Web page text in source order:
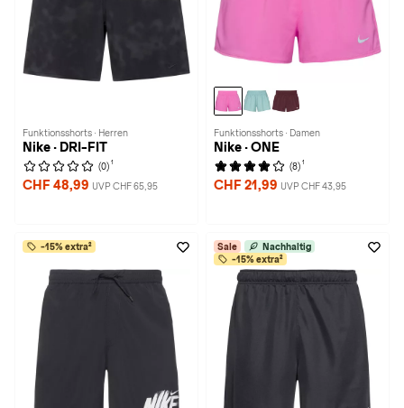
Funktionsshorts · Herren
Nike · DRI-FIT
(0) 1
CHF 48,99 UVP CHF 65,95
Funktionsshorts · Damen
Nike · ONE
(8) 1
CHF 21,99 UVP CHF 43,95
-15% extra² Sale
Nachhaltig
-15% extra²